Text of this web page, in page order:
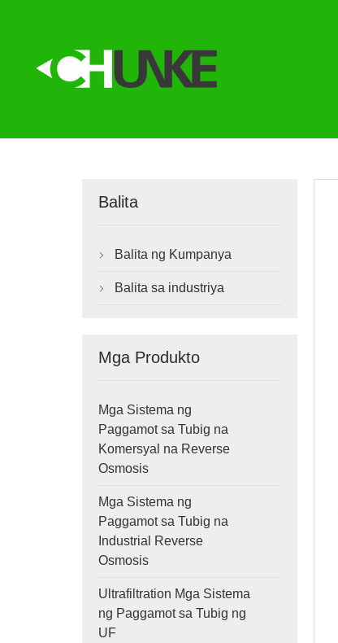
Balita
 Balita ng Kumpanya
 Balita sa industriya
Mga Produkto
Mga Sistema ng
Paggamot sa Tubig na
Komersyal na Reverse
Osmosis
Mga Sistema ng
Paggamot sa Tubig na
Industrial Reverse
Osmosis
Ultrafiltration Mga Sistema
ng Paggamot sa Tubig ng
UF